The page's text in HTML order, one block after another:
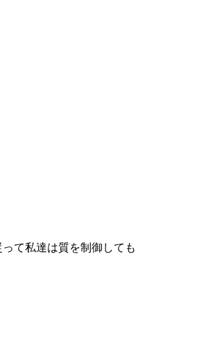
て私達は質を制御しても